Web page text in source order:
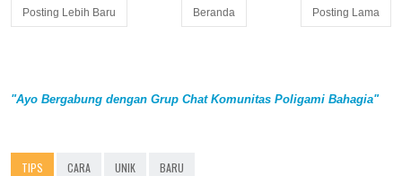
Posting Lebih Baru Posting Lama
Beranda
"Ayo Bergabung dengan Grup Chat Komunitas Poligami Bahagia"
TIPS CARA UNIK BARU